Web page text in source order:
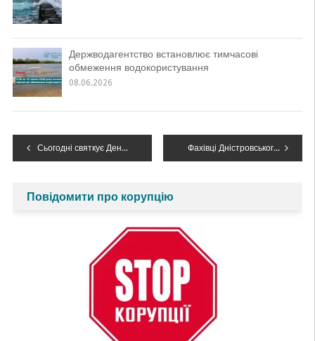
Держводагентство встановлює тимчасові
обмеження водокористування
08.06.2026
Навігація
Сьогодні святкує День народження голова Басейнової ради Дністра Олег Мандрик Фахівці Дністровського БУВР взяли участь в онлайн-зустрічі «Національний інформаційний день Програми ЄС «LIFE»
Повідомити про корупцію